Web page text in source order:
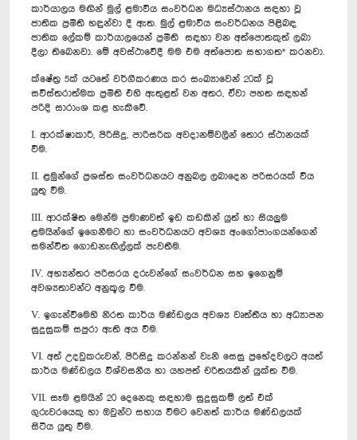
කාර්යාලය මඟින් මුල් ළමාවිය සංවර්ධන මධ්‍යස්ථානය සඳහා වූ
ජාතික ප්‍රමිති හඳුන්වා දී ඇත. මුල් ළමාවිය සංවර්ධනය පිළිබඳ
ජාතික ලේකම් කාර්යාලයෙන් ප්‍රමිති සඳහා වන අත්පොතකුත් ලබා
දීලා තිබෙනවා. මේ අවස්ථාවේදී මම එම අත්පොත සභාගත* කරනවා.
ක්ෂේත්‍ර 5ක් යටතේ වර්ගීකරණය කර සංඛ්‍යාවෙන් 20ක් වූ
සවිස්තරාත්මක ප්‍රමිති එහි ඇතුළත් වන අතර, ඒවා පහත සඳහන්
පරිදි සාරාංශ කළ හැකිවේ.
I. ආරක්ෂාකාරී, පිරිසිදු, පාරිසරික අවදානම්වලින් තොර ස්ථානයක්
වීම.
II. ළමුන්ගේ ප්‍රශස්ත සංවර්ධනයට අනුබල ලබාදෙන පරිසරයක් විය
යුතු වීම.
III. ආරක්ෂිත මෙන්ම ප්‍රමාණවත් ඉඩ කඩකින් යුත් හා සියලුම
ළමයින්ගේ ඉගෙනීමට හා සංවර්ධනයට අවශ්‍ය අංගෝපාංගයන්ගෙන්
සමන්විත ගොඩනැඟිල්ලක් පැවතීම.
IV. අභ්‍යන්තර පරිසරය දරුවන්ගේ සංවර්ධන සහ ඉගෙනුම්
අවශ්‍යතාවන්ට අනුකූල වීම.
V. ඉගැන්වීමෙහි නිරත කාර්ය මණ්ඩලය අවශ්‍ය වෘත්තීය හා අධ්‍යාපන
සුදුසුකම් සපුරා ඇති අය වීම.
VI. අත් උදවුකරුවන්, පිරිසිදු කරන්නන් වැනි සෙසු ප්‍රභේදවලට අයත්
කාර්ය මණ්ඩලය විශ්වසනීය හා යහපත් චරිතයකින් යුක්ත වීම.
VII. සෑම ළමයින් 20 දෙනෙකු සඳහාම සුදුසුකම් ලත් එක්
ගුරුවරයෙකු හා ඔවුන්ට සහාය වීමට වෙනත් කාර්ය මණ්ඩලයක්
සිටිය යුතු වීම.